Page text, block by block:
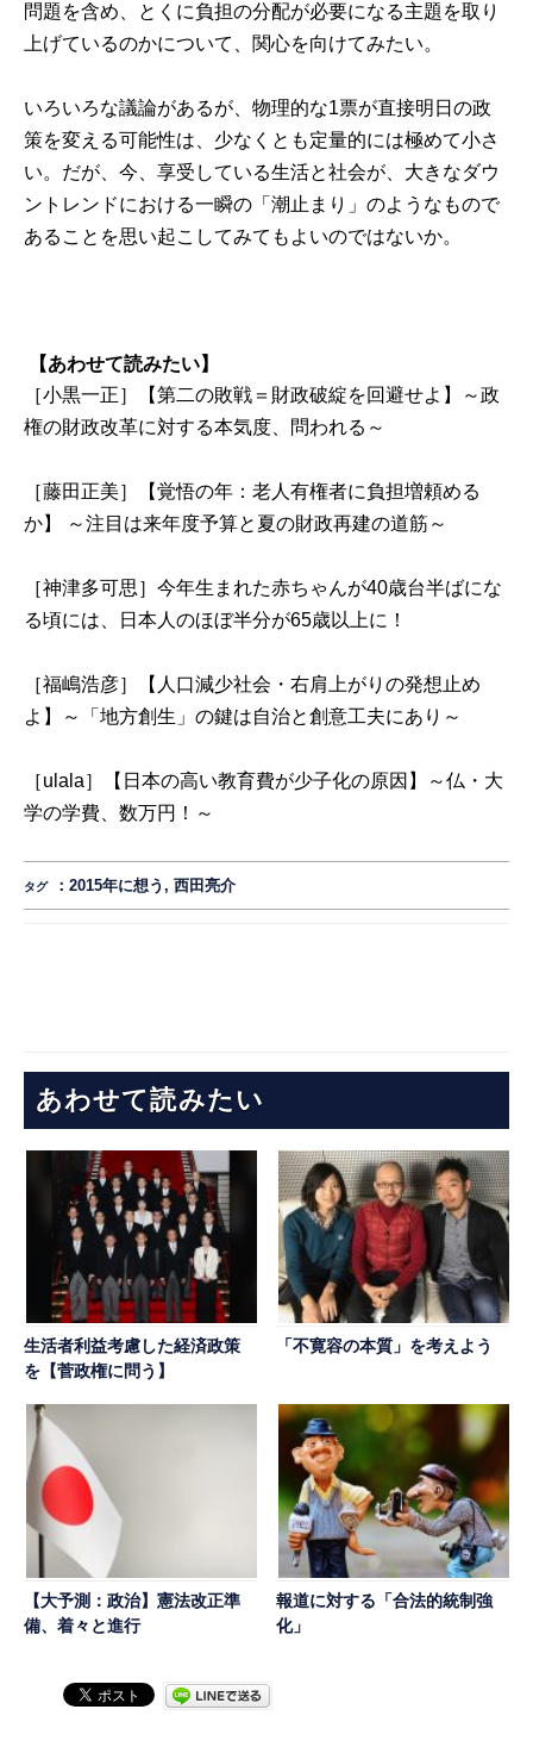
問題を含め、とくに負担の分配が必要になる主題を取り
上げているのかについて、関心を向けてみたい。
いろいろな議論があるが、物理的な1票が直接明日の政
策を変える可能性は、少なくとも定量的には極めて小さ
い。だが、今、享受している生活と社会が、大きなダウ
ントレンドにおける一瞬の「潮止まり」のようなもので
あることを思い起こしてみてもよいのではないか。
【あわせて読みたい】
［小黒一正］【第二の敗戦＝財政破綻を回避せよ】～政
権の財政改革に対する本気度、問われる～
［藤田正美］【覚悟の年：老人有権者に負担増頼める
か】 ～注目は来年度予算と夏の財政再建の道筋～
［神津多可思］今年生まれた赤ちゃんが40歳台半ばにな
る頃には、日本人のほぼ半分が65歳以上に！
［福嶋浩彦］【人口減少社会・右肩上がりの発想止め
よ】～「地方創生」の鍵は自治と創意工夫にあり～
［ulala］【日本の高い教育費が少子化の原因】～仏・大
学の学費、数万円！～
タグ ：2015年に想う ,西田亮介
あわせて読みたい
生活者利益考慮した経済政策
を【菅政権に問う】
「不寛容の本質」を考えよう
【大予測：政治】憲法改正準
備、着々と進行
報道に対する「合法的統制強
化」